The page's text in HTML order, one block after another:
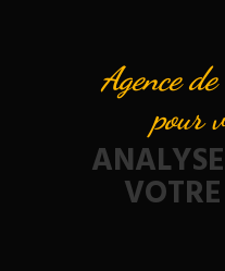
Agence
pour